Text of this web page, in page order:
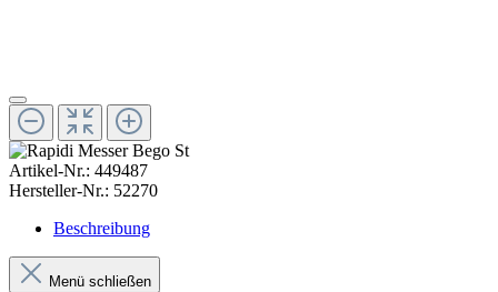
Artikel-Nr.: 449487
Hersteller-Nr.: 52270
Beschreibung
Menü schließen